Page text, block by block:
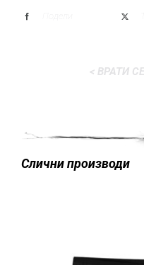
< ВРАТИ
Слични производи